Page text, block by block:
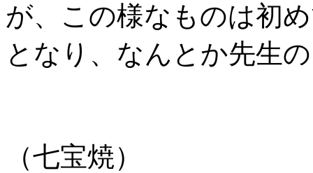
が、この様なものは初
となり、なんとか先生
（七宝焼）